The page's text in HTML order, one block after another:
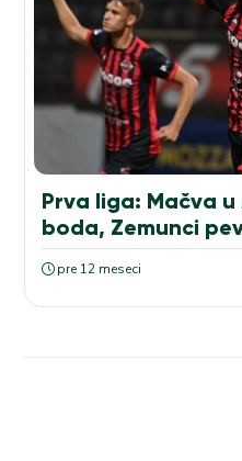
Prva liga: Mačva
boda, Zemunci
pre 12 meseci